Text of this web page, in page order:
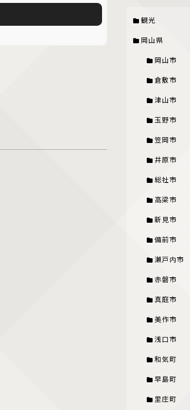
観光
岡山県
岡山市
倉敷市
津山市
玉野市
笠岡市
井原市
総社市
高梁市
新見市
備前市
瀬戸内市
赤磐市
真庭市
美作市
浅口市
和気町
早島町
里庄町